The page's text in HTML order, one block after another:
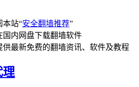
本站“安全翻墙推荐”
国内网盘下载翻墙软件
最新免费的翻墙资讯、软件及教程
理